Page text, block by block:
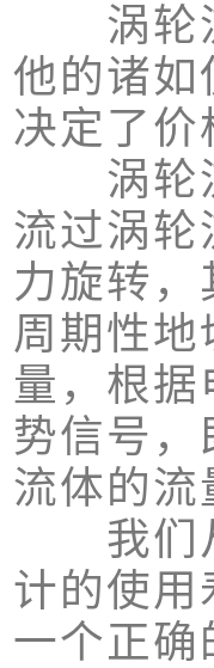
涡轮流
他的诸如
决定了
涡轮流
流过涡轮
力旋转
周期性
量，根
势信号
流体的流
我们从
计的使用
一个正确